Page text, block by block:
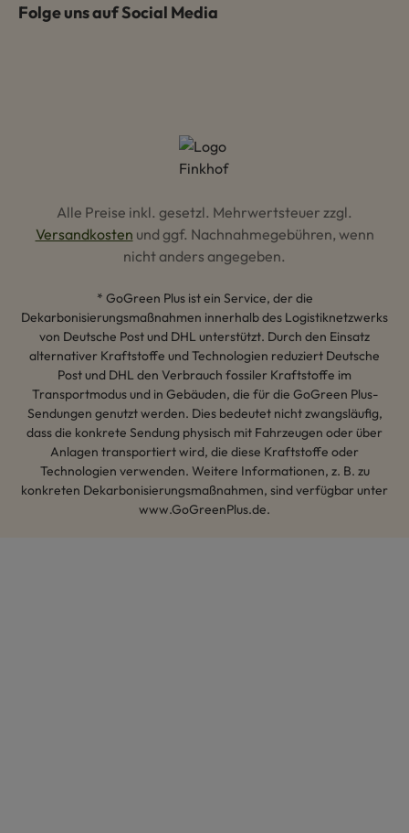
Folge uns auf Social Media
Alle Preise inkl. gesetzl. Mehrwertsteuer zzgl.
Versandkosten und ggf. Nachnahmegebühren, wenn
nicht anders angegeben.
* GoGreen Plus ist ein Service, der die
Dekarbonisierungsmaßnahmen innerhalb des Logistiknetzwerks
von Deutsche Post und DHL unterstützt. Durch den Einsatz
alternativer Kraftstoffe und Technologien reduziert Deutsche
Post und DHL den Verbrauch fossiler Kraftstoffe im
Transportmodus und in Gebäuden, die für die GoGreen Plus-
Sendungen genutzt werden. Dies bedeutet nicht zwangsläufig,
dass die konkrete Sendung physisch mit Fahrzeugen oder über
Anlagen transportiert wird, die diese Kraftstoffe oder
Technologien verwenden. Weitere Informationen, z. B. zu
konkreten Dekarbonisierungsmaßnahmen, sind verfügbar unter
www.GoGreenPlus.de.